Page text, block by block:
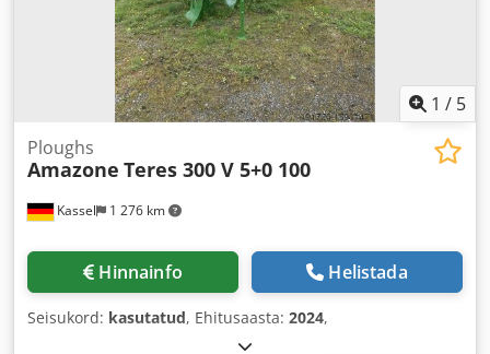
1 / 5
Kassel 1 276 km
Ploughs
Amazone Teres 300 V 5+0 100
Hinnainfo Helistada
Seisukord: kasutatud, Ehitusaasta: 2024,